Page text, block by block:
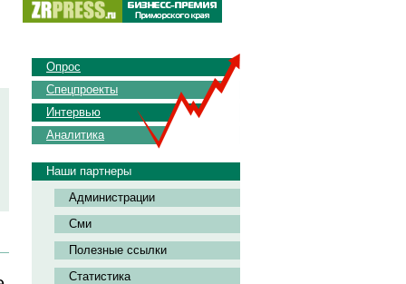
Опрос
Спецпроекты
Интервью
Аналитика
Наши партнеры
Администрации
Сми
Полезные ссылки
Статистика